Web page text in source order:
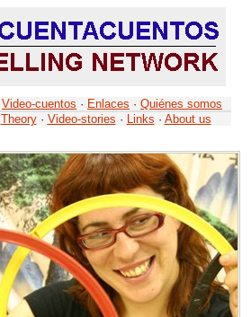
Video-cuentos · Enlaces · Quiénes somos
Theory · Video-stories · Links · About us